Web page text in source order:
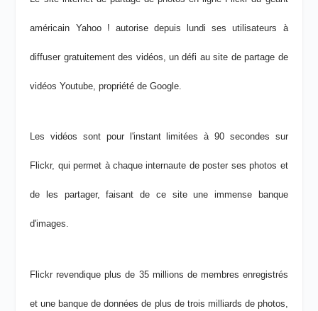
américain Yahoo ! autorise depuis lundi ses utilisateurs à
diffuser gratuitement des vidéos, un défi au site de partage de
vidéos Youtube, propriété de Google.
Les vidéos sont pour l'instant limitées à 90 secondes sur
Flickr, qui permet à chaque internaute de poster ses photos et
de les partager, faisant de ce site une immense banque
d'images.
Flickr revendique plus de 35 millions de membres enregistrés
et une banque de données de plus de trois milliards de photos,